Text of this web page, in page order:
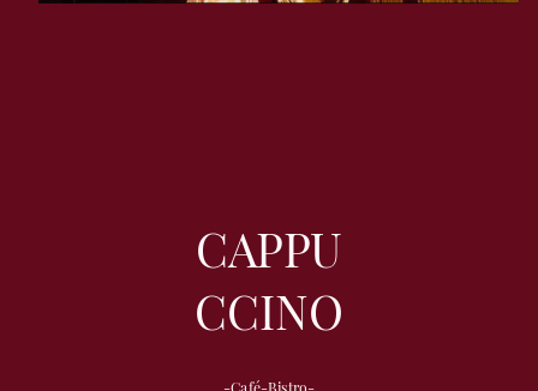
CAPPU
CCINO